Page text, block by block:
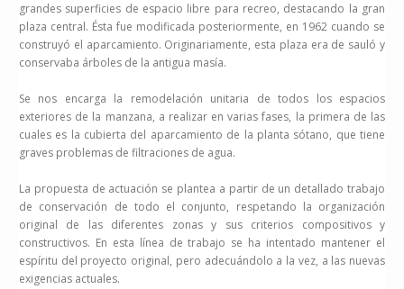
grandes superficies de espacio libre para recreo, destacando la gran
plaza central. Ésta fue modificada posteriormente, en 1962 cuando se
construyó el aparcamiento. Originariamente, esta plaza era de sauló y
conservaba árboles de la antigua masía.
Se nos encarga la remodelación unitaria de todos los espacios
exteriores de la manzana, a realizar en varias fases, la primera de las
cuales es la cubierta del aparcamiento de la planta sótano, que tiene
graves problemas de filtraciones de agua.
La propuesta de actuación se plantea a partir de un detallado trabajo
de conservación de todo el conjunto, respetando la organización
original de las diferentes zonas y sus criterios compositivos y
constructivos. En esta línea de trabajo se ha intentado mantener el
espíritu del proyecto original, pero adecuándolo a la vez, a las nuevas
exigencias actuales.